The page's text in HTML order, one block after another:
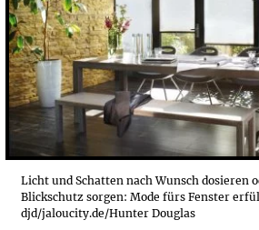
Licht und Schatten nach Wunsch dosieren
Blickschutz sorgen: Mode fürs Fenster
djd/jaloucity.de/Hunter Douglas